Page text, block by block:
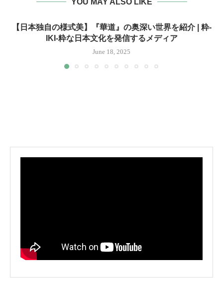
YOU MAY ALSO LIKE
【日本独自の様式美】『華道』の奥深い世界を紹介 | 粋-
IKI-粋な日本文化を発信するメディア
June 18, 2025